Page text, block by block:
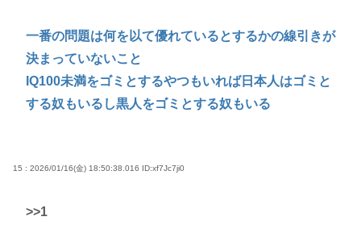
一番の問題は何を以て優れているとするかの線引きが
決まっていないこと
IQ100未満をゴミとするやつもいれば日本人はゴミと
する奴もいるし黒人をゴミとする奴もいる
15 : 2026/01/16(金) 18:50:38.016 ID:xf7Jc7ji0
>>1